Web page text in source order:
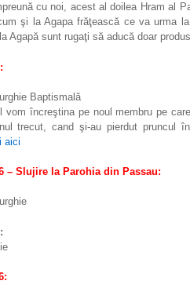
cu noi, acest al doilea Hram al
şi la Agapa frăţească ce va urma
Agapă sunt rugaţi să aducă doar
Baptismală
vom încreştina pe noul membru pe
trecut, cand şi-au pierdut pruncul
aici
– Slujire la Parohia din Passau: